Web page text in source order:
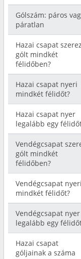
Gólszám: páros
páratlan
Hazai csapat szerez
gólt mindkét
félidőben?
Hazai csapat nyeri
mindkét félidőt?
Hazai csapat nyer
legalább egy
Vendégcsapat
gólt mindkét
félidőben?
Vendégcsapat nyeri
mindkét félidőt?
Vendégcsapat nyer
legalább egy
Hazai csapat
góljainak a száma